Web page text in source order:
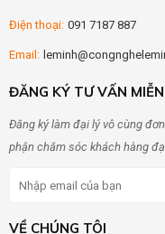
Điện thoại: 091 7187 887
Email:
ĐĂNG KÝ TƯ VẤN
Đăng ký làm đại lý vô cùng
phận chăm sóc khách hàng
VỀ CHÚNG TÔI